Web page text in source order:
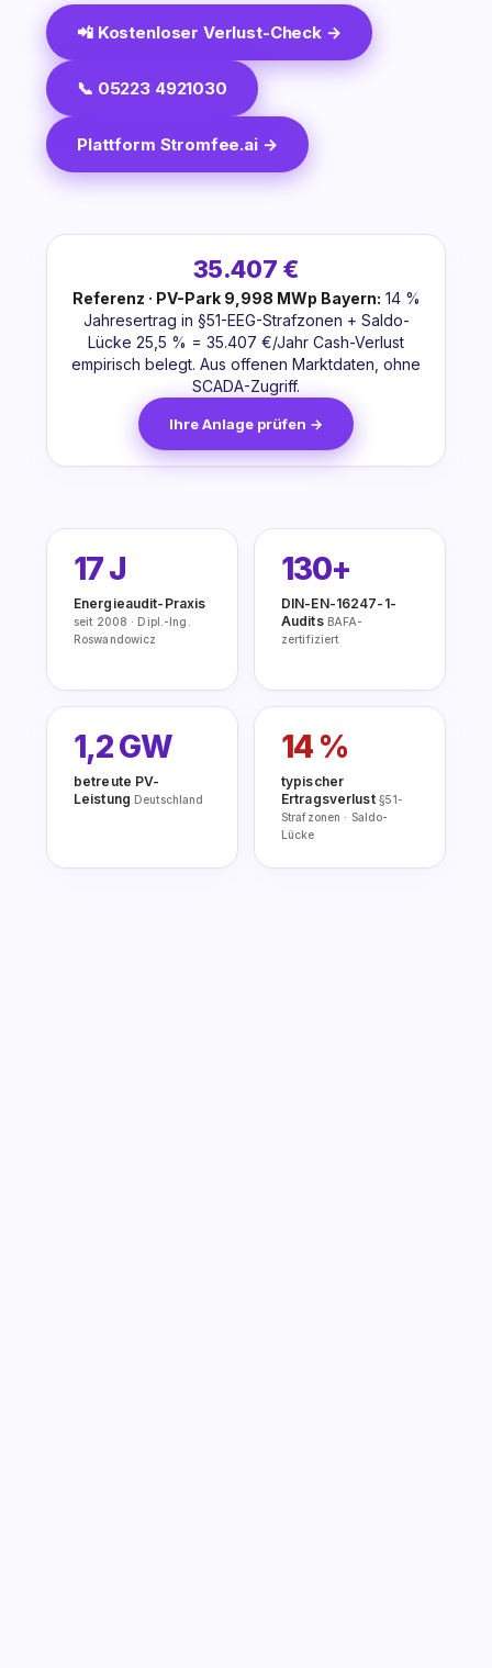
📲 Kostenloser Verlust-Check →
📞 05223 4921030
Plattform Stromfee.ai →
35.407 €
Referenz · PV-Park 9,998 MWp Bayern: 14 %
Jahresertrag in §51-EEG-Strafzonen + Saldo-
Lücke 25,5 % = 35.407 €/Jahr Cash-Verlust
empirisch belegt. Aus offenen Marktdaten, ohne
SCADA-Zugriff.
Ihre Anlage prüfen →
17 J
Energieaudit-Praxis
seit 2008 · Dipl.-Ing.
Roswandowicz
130+
DIN-EN-16247-1-
Audits BAFA-
zertifiziert
1,2 GW
betreute PV-
Leistung Deutschland
14 %
typischer
Ertragsverlust §51-
Strafzonen · Saldo-
Lücke